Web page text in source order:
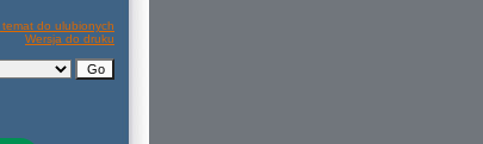
temat do ulubionych
Wersja do druku